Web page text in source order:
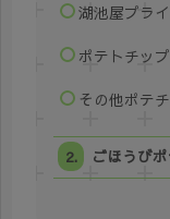
湖池屋プラ
ポテトチッ
その他ポテチ
ごほうび